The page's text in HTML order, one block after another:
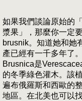
如果我們談論原始的
漿果」，那麼你一定
brusnik。知道她和她
產已經有一千多年了。
Brusnica是
的冬季綠色灌木。該
遍布俄羅斯和西歐的
地區。在北美也可以找